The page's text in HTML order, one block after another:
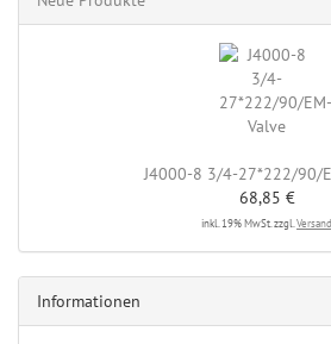
J4000-8 3/4-27*222/90/
68,85 €
inkl. 19% MwSt. zzgl. Versand
Informationen